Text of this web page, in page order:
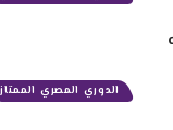
الدوري المصري الممتاز